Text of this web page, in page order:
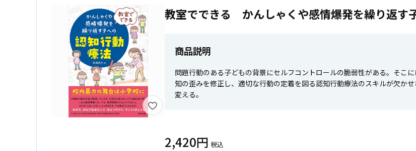
教室でできる かんしゃくや感情爆発を繰り返す
商品説明
問題行動のある子どもの背景にセルフコントロールの脆弱性がある。そこ
知の歪みを修正し、適切な行動の定着を図る認知行動療法のスキルが欠か
変える。
2,420円 税込